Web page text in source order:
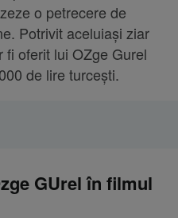
o petrecere de
Potrivit aceluiași ziar
oferit lui OZge Gurel
de lire turcești.
GUrel în filmul